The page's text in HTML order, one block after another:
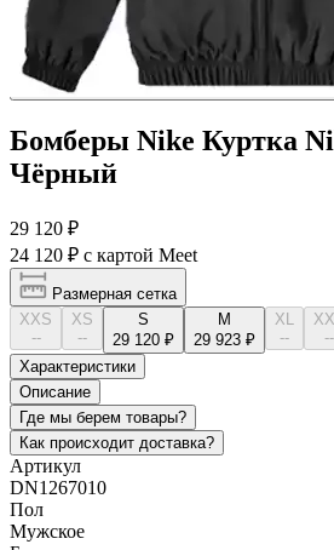
Бомберы Nike Куртка
Чёрный
29 120 ₽
24 120 ₽ с картой Meet
Размерная сетка
XXS
--
XS
--
S
29 120 ₽
M
29 923 ₽
XL
--
XXL
--
Характеристики
Описание
Где мы берем товары?
Как происходит доставка?
Артикул
DN1267010
Пол
Мужское